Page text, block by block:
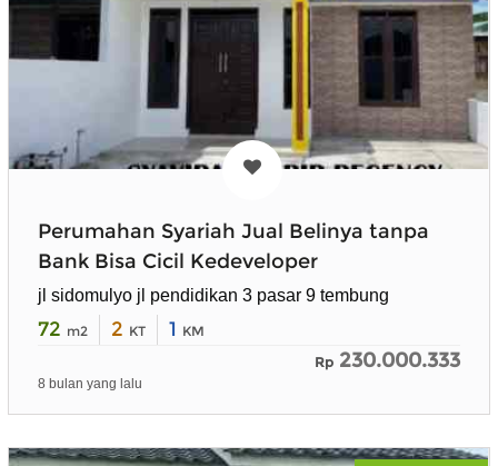
Perumahan Syariah Jual Belinya tanpa
Bank Bisa Cicil Kedeveloper
jl sidomulyo jl pendidikan 3 pasar 9 tembung
72 m2 2 KT 1 KM
Rp 230.000.333
8 bulan yang lalu